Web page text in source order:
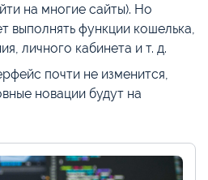
на многие сайты). Но
выполнять функции кошелька,
личного кабинета и т. д.
почти не изменится,
новации будут на